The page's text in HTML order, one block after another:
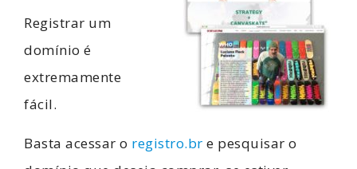
Registrar um
domínio é
extremamente
fácil.
Basta acessar o registro.br e pesquisar o